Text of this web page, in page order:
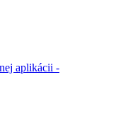
aplikácii -